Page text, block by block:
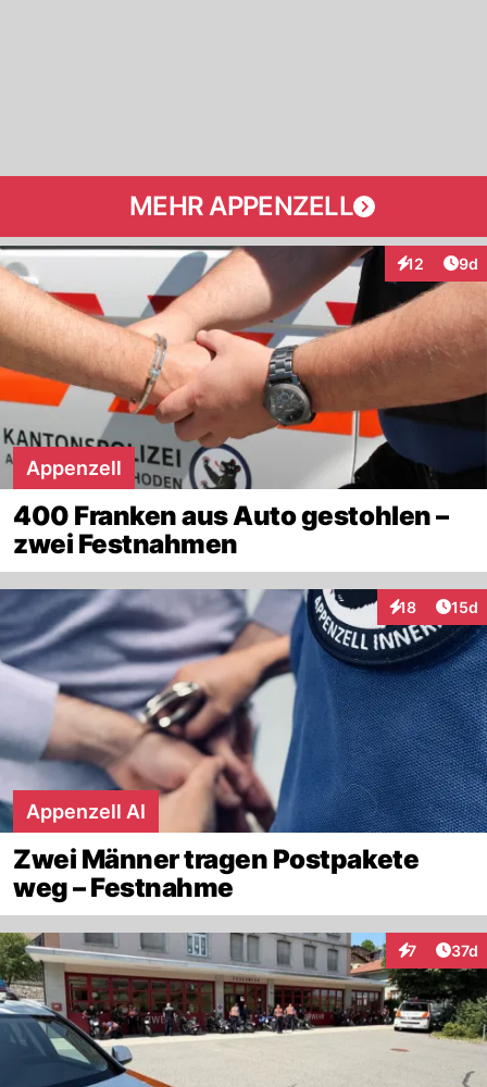
MEHR APPENZELL
12
Interaktionen
9d
Appenzell
400 Franken aus Auto gestohlen –
zwei Festnahmen
18
Interaktionen
15d
Appenzell AI
Zwei Männer tragen Postpakete
weg – Festnahme
7 37d